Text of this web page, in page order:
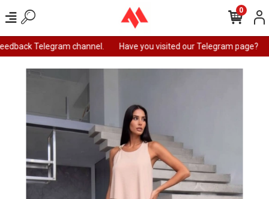
Telegram channel. Have you visited our Telegram page?
0